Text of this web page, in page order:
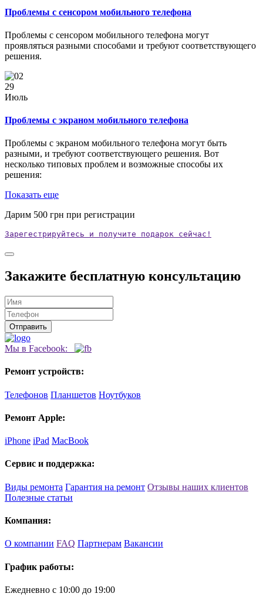
Проблемы с сенсором мобильного телефона
Проблемы с сенсором мобильного телефона могут
проявляться разными способами и требуют соответствующего
решения.
29
Июль
Проблемы с экраном мобильного телефона
Проблемы с экраном мобильного телефона могут быть
разными, и требуют соответствующего решения. Вот
несколько типовых проблем и возможные способы их
решения:
Показать еще
Дарим 500 грн при регистрации
Зарегестрируйтесь и получите подарок сейчас!
Закажите бесплатную консультацию
Мы в Facebook:
Ремонт устройств:
Телефонов Планшетов Ноутбуков
Ремонт Apple:
iPhone iPad MacBook
Сервис и поддержка:
Виды ремонта Гарантия на ремонт Отзывы наших клиентов
Полезные статьи
Компания:
О компании FAQ Партнерам Вакансии
График работы:
Ежедневно с 10:00 до 19:00